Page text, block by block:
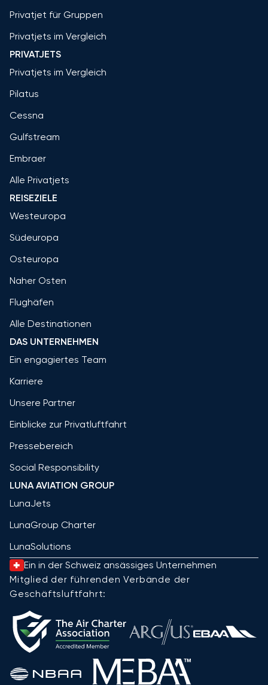
Privatjet für Gruppen
Privatjets im Vergleich
PRIVATJETS
Privatjets im Vergleich
Pilatus
Cessna
Gulfstream
Embraer
Alle Privatjets
REISEZIELE
Westeuropa
Südeuropa
Osteuropa
Naher Osten
Flughäfen
Alle Destinationen
DAS UNTERNEHMEN
Ein engagiertes Team
Karriere
Unsere Partner
Einblicke zur Privatluftfahrt
Pressebereich
Social Responsibility
LUNA AVIATION GROUP
LunaJets
LunaGroup Charter
LunaSolutions
Ein in der Schweiz ansässiges Unternehmen
Mitglied der führenden Verbände der
Geschäftsluftfahrt: